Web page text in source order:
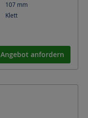
107 mm
Klett
Angebot anfordern